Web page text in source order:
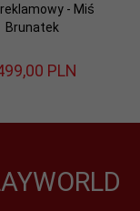
- Miś
Brunatek
00 PLN